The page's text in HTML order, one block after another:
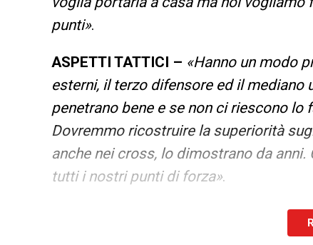
punti».
ASPETTI TATTICI – «Hanno un modo
esterni, il terzo difensore ed il mediano
penetrano bene e se non ci riescono
Dovremmo ricostruire la superiorità
anche nei cross, lo dimostrano da
tutti i nostri punti di forza».
METTERE IN DIFFICOLTA’ AI
dovremmo essere bravi a proporre